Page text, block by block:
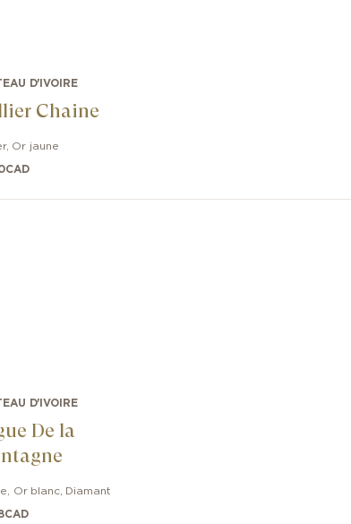
D'IVOIRE
Chaine
, Or jaune
CAD
D'IVOIRE
De la
Or blanc, Diamant
CAD